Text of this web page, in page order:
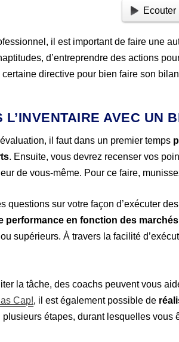
Ecouter
il est important de faire une
d’entreprendre des actions
directive pour bien faire son
L’INVENTAIRE AVEC UN
il faut dans un premier temps
. Ensuite, vous devrez recenser vos
de vous-même. Pour ce faire,
questions sur votre façon d’exécuter
performance en fonction des
supérieurs. À travers la facilité
la tâche, des coachs peuvent vous
Cap!, il est également possible de
étapes, durant lesquelles vous